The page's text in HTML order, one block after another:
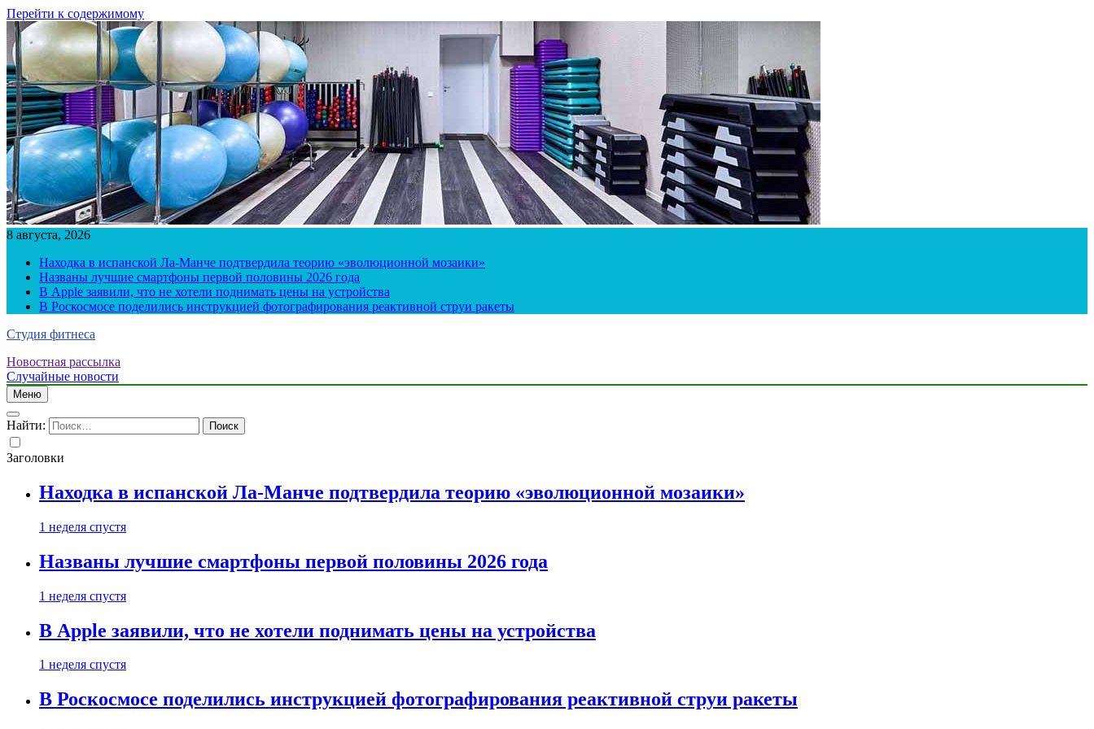
Перейти к содержимому
8 августа, 2026
Находка в испанской Ла-Манче подтвердила теорию «эволюционной мозаики»
Названы лучшие смартфоны первой половины 2026 года
В Apple заявили, что не хотели поднимать цены на устройства
В Роскосмосе поделились инструкцией фотографирования реактивной струи ракеты
Студия фитнеса
Новостная рассылка
Случайные новости
Меню
Найти:
Заголовки
Находка в испанской Ла-Манче подтвердила теорию «эволюционной мозаики»
1 неделя спустя
Названы лучшие смартфоны первой половины 2026 года
1 неделя спустя
В Apple заявили, что не хотели поднимать цены на устройства
1 неделя спустя
В Роскосмосе поделились инструкцией фотографирования реактивной струи ракеты